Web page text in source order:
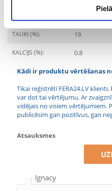
TAUKI (%): 19
KALCIJS (%): 0.8
Kādi ir produktu vērtēšanas
Tikai reģistrēti FERA24.LV
var dot tai vērtējumu. Ar
vidējais no visiem vērtējumiem.
publicēsim gan pozitīvus, gan
Atsauksmes
Ignacy